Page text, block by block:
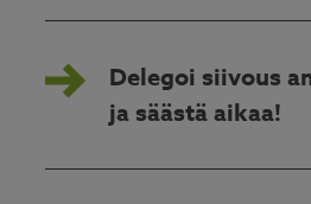
Delegoi siivous
ja säästä aikaa!